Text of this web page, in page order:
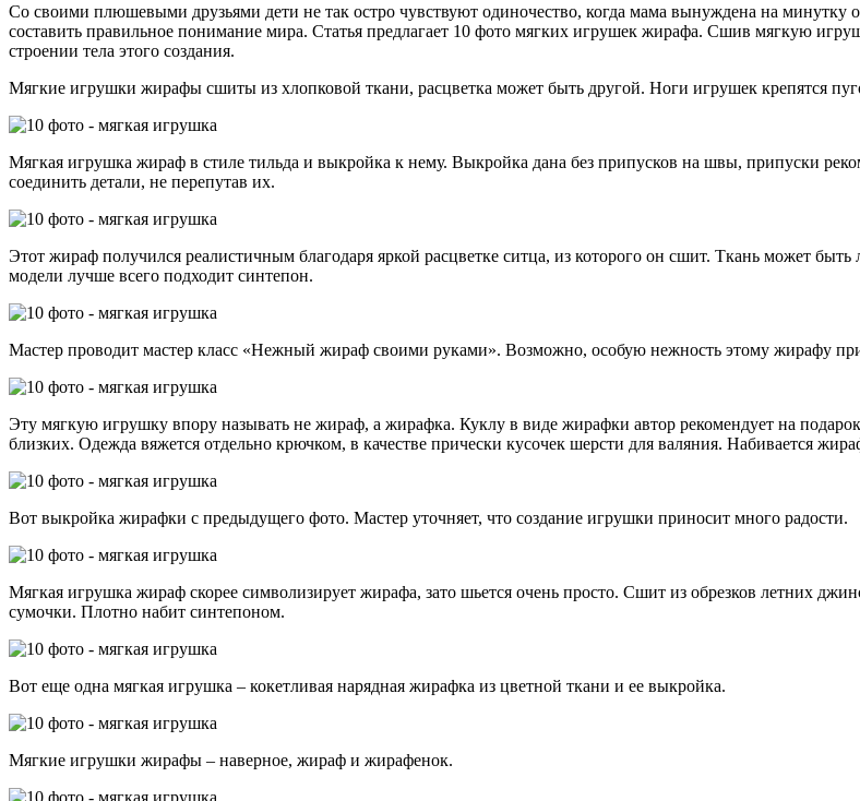
Со своими плюшевыми друзьями дети не так остро чувствуют одиночество, когда мама вынуждена на
составить правильное понимание мира. Статья предлагает 10 фото мягких игрушек жирафа. Сшив мягкую
строении тела этого создания.
Мягкие игрушки жирафы сшиты из хлопковой ткани, расцветка может быть другой. Ноги игрушек крепятся
Мягкая игрушка жираф в стиле тильда и выкройка к нему. Выкройка дана без припусков на швы, припуски
соединить детали, не перепутав их.
Этот жираф получился реалистичным благодаря яркой расцветке ситца, из которого он сшит. Ткань может
модели лучше всего подходит синтепон.
Мастер проводит мастер класс «Нежный жираф своими руками». Возможно, особую нежность этому жирафу
Эту мягкую игрушку впору называть не жираф, а жирафка. Куклу в виде жирафки автор рекомендует на
близких. Одежда вяжется отдельно крючком, в качестве прически кусочек шерсти для валяния. Набивается
Вот выкройка жирафки с предыдущего фото. Мастер уточняет, что создание игрушки приносит много радости.
Мягкая игрушка жираф скорее символизирует жирафа, зато шьется очень просто. Сшит из обрезков летних
сумочки. Плотно набит синтепоном.
Вот еще одна мягкая игрушка – кокетливая нарядная жирафка из цветной ткани и ее выкройка.
Мягкие игрушки жирафы – наверное, жираф и жирафенок.